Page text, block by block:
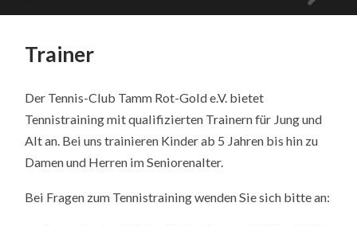
Trainer
Der Tennis-Club Tamm Rot-Gold e.V. bietet
Tennistraining mit qualifizierten Trainern für Jung und
Alt an. Bei uns trainieren Kinder ab 5 Jahren bis hin zu
Damen und Herren im Seniorenalter.
Bei Fragen zum Tennistraining wenden Sie sich bitte an: